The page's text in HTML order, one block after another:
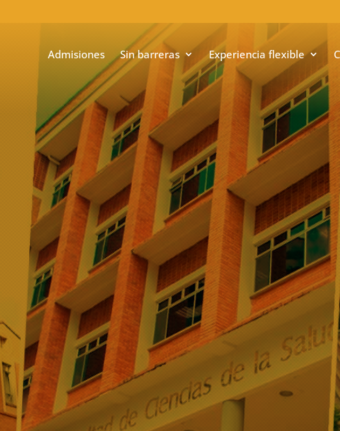
Admisiones Sin barreras Experiencia flexible